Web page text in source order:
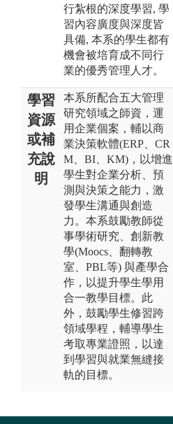
行紮根的深度學習, 學
習內容廣度與深度皆
具備, 本系的學生都有
機會被培育成不同行
業的優秀管理人才。
學習
資源
或補
充說
明
本系所配合五大管理
研究領域之師資，運
用企業個案，輔以商
業決策軟體(ERP、CR
M、BI、KM)，以增進
學生對企業分析、預
測與決策之能力，激
發學生溝通與創造
力。本系鼓勵教師從
事學術研究、創新教
學(Moocs、翻轉教
室、PBL等) 與產學合
作，以提升學生學用
合一教學目標。此
外，鼓勵學生修習跨
領域學程，輔導學生
考取專業證照，以達
到學習與就業無縫接
軌的目標。